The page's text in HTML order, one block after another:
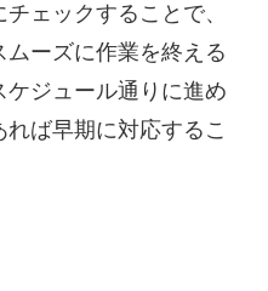
ェックすることで、
ーズに作業を終える
ジュール通りに進め
ば早期に対応するこ